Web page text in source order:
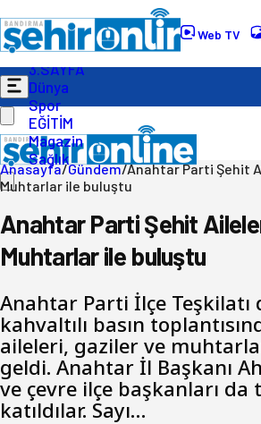
Web TV
Gündem
Ekonomi
Politika
3.SAYFA
Dünya
Spor
EĞİTİM
Magazin
Sağlık
Anasayfa/Gündem/Anahtar Parti Şehit
Muhtarlar ile buluştu
Anahtar Parti Şehit
Muhtarlar ile buluştu
Anahtar Parti İlçe Teşkilatı
kahvaltılı basın
aileleri, gaziler ve
geldi. Anahtar İl Başkanı
ve çevre ilçe başkanları da
katıldılar. Sayı…